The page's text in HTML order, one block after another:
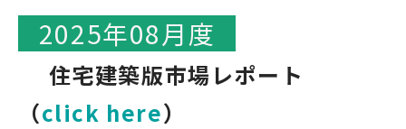
2025年08月度
住宅建築版市場レポート
（click here）